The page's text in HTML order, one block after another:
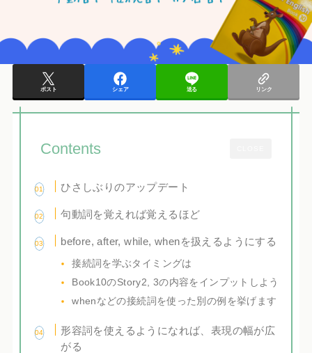
ポスト シェア 送る リンク
Contents
ひさしぶりのアップデート
句動詞を覚えれば覚えるほど
before, after, while, whenを扱えるようにする
接続詞を学ぶタイミングは
Book10のStory2, 3の内容をインプットしよう
whenなどの接続詞を使った別の例を挙げます
形容詞を使えるようになれば、表現の幅が広
がる